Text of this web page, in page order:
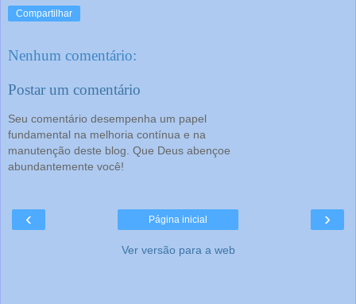
Compartilhar
Nenhum comentário:
Postar um comentário
Seu comentário desempenha um papel
fundamental na melhoria contínua e na
manutenção deste blog. Que Deus abençoe
abundantemente você!
‹ ›
Página inicial
Ver versão para a web